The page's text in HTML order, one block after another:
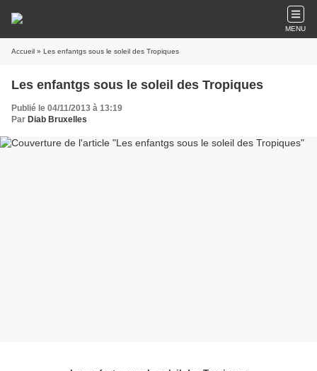
MENU
Accueil » Les enfantgs sous le soleil des Tropiques
Les enfantgs sous le soleil des Tropiques
Publié le 04/11/2013 à 13:19
Par Diab Bruxelles